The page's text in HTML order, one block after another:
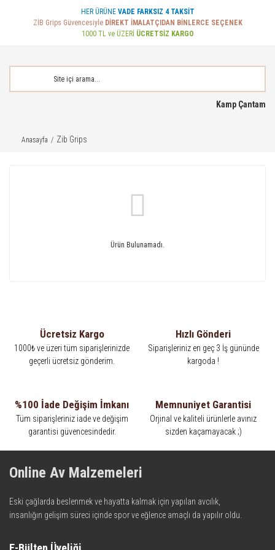
HER ÜRÜNE VADE FARKSIZ 4 TAKSİT
ZİB Grips Güvencesiyle DİREKT İMALATÇIDAN BİNLERCE SEÇENEK
1000 TL ve ÜZERİ ÜCRETSİZ KARGO
Kamp Çantam
Anasayfa Zib Grips
Ürün Bulunamadı.
Ücretsiz Kargo
1000₺ ve üzeri tüm siparişlerinizde
geçerli ücretsiz gönderim.
Hızlı Gönderi
Siparişleriniz en geç 3 İş gününde
kargoda !
%100 İade Değişim İmkanı
Tüm siparişleriniz iade ve değişim
garantisi güvencesindedir.
Memnuniyet Garantisi
Orjinal ve kaliteli ürünlerle avınız
sizden kaçamayacak ;)
Online Av Malzemeleri
Eski çağlarda beslenmek ve hayatta kalmak için yapılan avcılık,
insanlığın gelişim süreci içinde spor ve eğlence amaçlı da yapılır oldu.
teknolojinin dokunuşuyla av malzemelerinde en iyisini meydana